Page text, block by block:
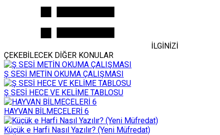
İLGİNİZİ
ÇEKEBİLECEK DİĞER KONULAR
Ş SESİ METİN OKUMA ÇALIŞMASI
Ş SESİ HECE VE KELİME TABLOSU
HAYVAN BİLMECELERİ 6
Küçük e Harfi Nasıl Yazılır? (Yeni Müfredat)